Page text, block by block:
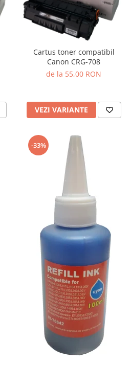
Cartus toner compatibil
Canon CRG-708
de la 55,00 RON
VEZI VARIANTE
-33%